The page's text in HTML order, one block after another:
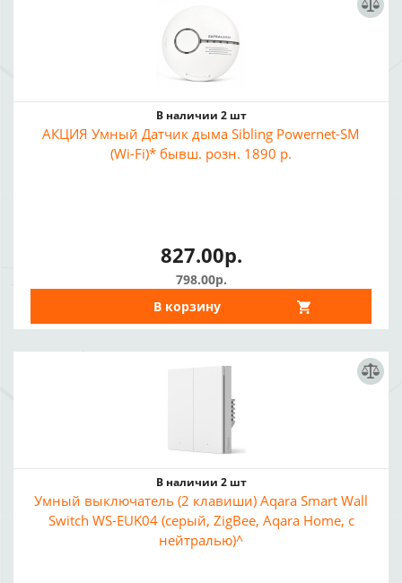
В наличии 2 шт
АКЦИЯ Умный Датчик дыма Sibling Powernet-SM
(Wi-Fi)* бывш. розн. 1890 р.
827.00р.
798.00р.
В корзину
В наличии 2 шт
Умный выключатель (2 клавиши) Aqara Smart Wall
Switch WS-EUK04 (серый, ZigBee, Aqara Home, с
нейтралью)^